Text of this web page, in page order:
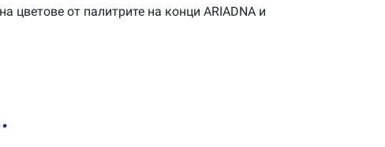
цветове от палитрите на конци ARIADNA и